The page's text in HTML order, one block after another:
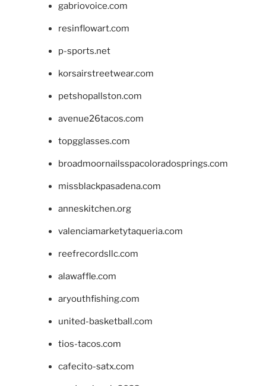
gabriovoice.com
resinflowart.com
p-sports.net
korsairstreetwear.com
petshopallston.com
avenue26tacos.com
topgglasses.com
broadmoornailsspacoloradosprings.com
missblackpasadena.com
anneskitchen.org
valenciamarketytaqueria.com
reefrecordsllc.com
alawaffle.com
aryouthfishing.com
united-basketball.com
tios-tacos.com
cafecito-satx.com